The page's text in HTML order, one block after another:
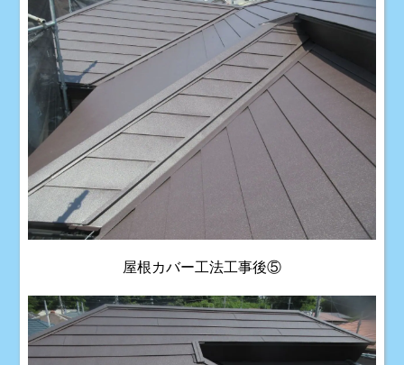
屋根カバー工法工事後⑤